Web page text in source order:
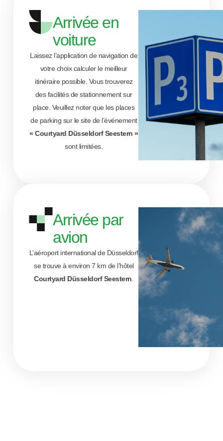
Arrivée en
voiture
Laissez l’application de navigation de
votre choix calculer le meilleur
itinéraire possible. Vous trouverez
des facilités de stationnement sur
place. Veuillez noter que les places
de parking sur le site de l’événement
« Courtyard Düsseldorf Seestern »
sont limitées.
Arrivée par
avion
L’aéroport international de Düsseldorf
se trouve à environ 7 km de l’hôtel
Courtyard Düsseldorf Seestern.